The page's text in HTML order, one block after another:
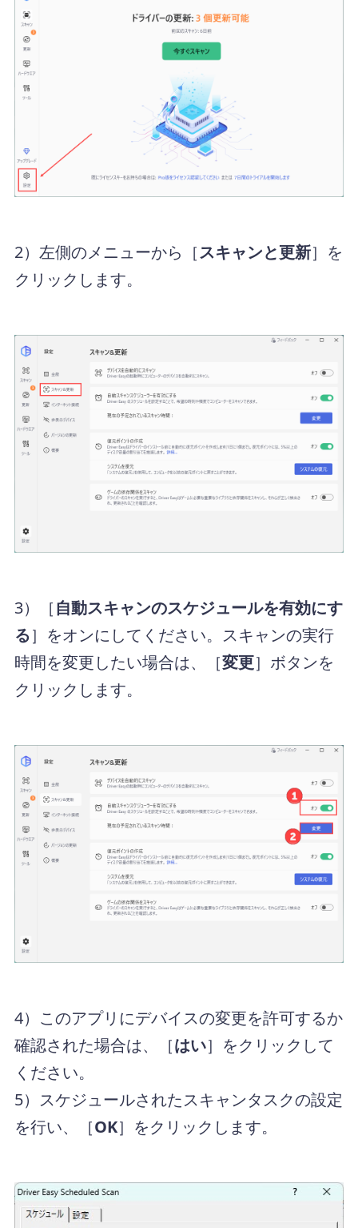
2）左側のメニューから［スキャンと更新］を
クリックします。
3）［自動スキャンのスケジュールを有効にす
る］をオンにしてください。スキャンの実行
時間を変更したい場合は、［変更］ボタンを
クリックします。
4）このアプリにデバイスの変更を許可するか
確認された場合は、［はい］をクリックして
ください。
5）スケジュールされたスキャンタスクの設定
を行い、［OK］をクリックします。